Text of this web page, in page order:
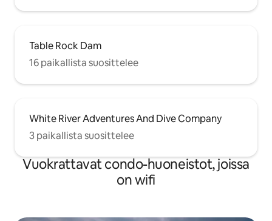
Table Rock Dam
16 paikallista suosittelee
White River Adventures And Dive Company
3 paikallista suosittelee
Vuokrattavat condo-huoneistot, joissa
on wifi